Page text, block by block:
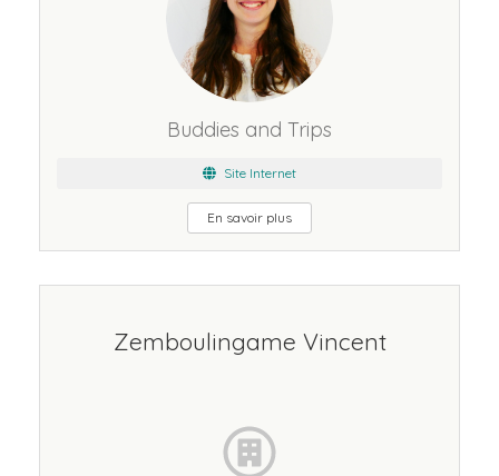
Buddies and Trips
Site Internet
En savoir plus
Zemboulingame Vincent